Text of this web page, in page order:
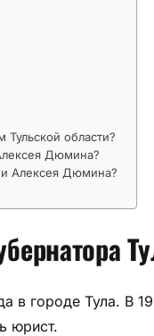
области?
Дюмина?
Алексея Дюмина?
в городе Тула. В
юрист.